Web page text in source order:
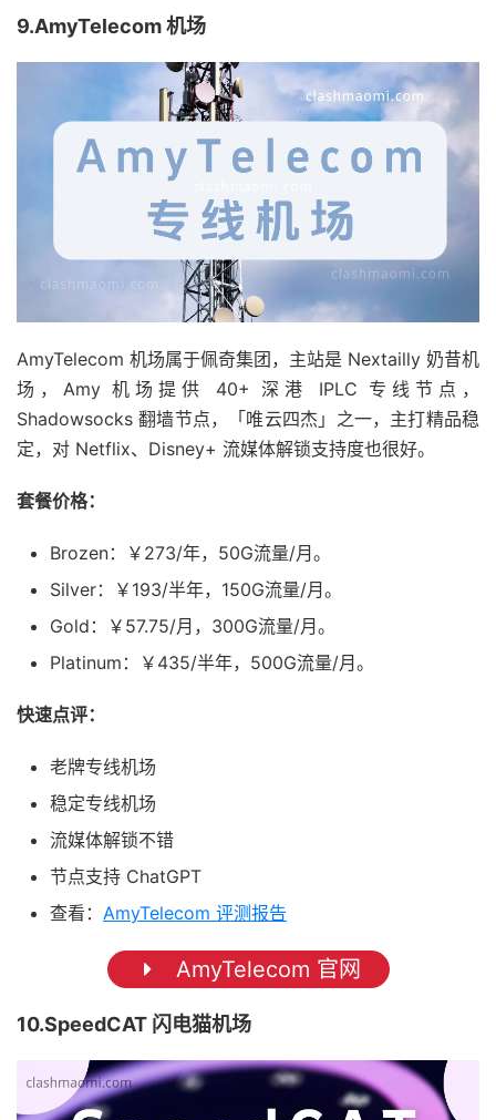
9.AmyTelecom 机场
AmyTelecom 机场属于佩奇集团，主站是 Nextailly 奶昔机
场，Amy 机场提供 40+ 深港 IPLC 专线节点，
Shadowsocks 翻墙节点，「唯云四杰」之一，主打精品稳
定，对 Netflix、Disney+ 流媒体解锁支持度也很好。
套餐价格：
Brozen：￥273/年，50G流量/月。
Silver：￥193/半年，150G流量/月。
Gold：￥57.75/月，300G流量/月。
Platinum：￥435/半年，500G流量/月。
快速点评：
老牌专线机场
稳定专线机场
流媒体解锁不错
节点支持 ChatGPT
查看： AmyTelecom 评测报告
AmyTelecom 官网
10.SpeedCAT 闪电猫机场